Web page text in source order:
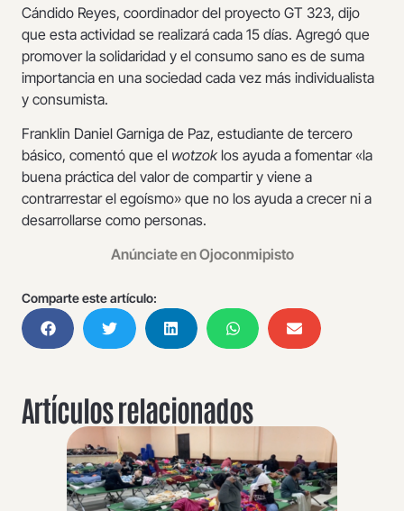
Cándido Reyes, coordinador del proyecto GT 323, dijo
que esta actividad se realizará cada 15 días. Agregó que
promover la solidaridad y el consumo sano es de suma
importancia en una sociedad cada vez más individualista
y consumista.
Franklin Daniel Garniga de Paz, estudiante de tercero
básico, comentó que el wotzoklos ayuda a fomentar «la
buena práctica del valor de compartir y viene a
contrarrestar el egoísmo» que no los ayuda a crecer ni a
desarrollarse como personas.
Anúnciate en Ojoconmipisto
Comparte este artículo:
Artículos relacionados